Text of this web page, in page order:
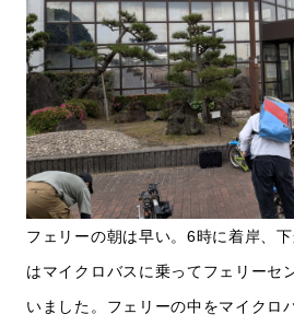
フェリーの朝は早い。6時に着岸、
はマイクロバスに乗ってフェリーセ
いました。フェリーの中をマイクロ